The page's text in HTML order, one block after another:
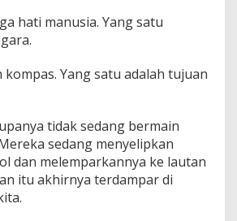
hati manusia. Yang satu
kompas. Yang satu adalah tujuan
tidak sedang bermain
sedang menyelipkan
dan melemparkannya ke lautan
itu akhirnya terdampar di